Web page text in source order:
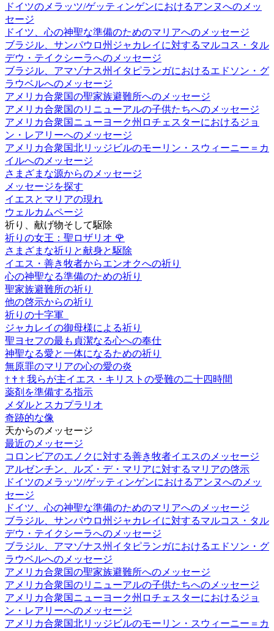
ドイツのメラッツ/ゲッティンゲンにおけるアンヌへのメッ
セージ
ドイツ、心の神聖な準備のためのマリアへのメッセージ
ブラジル、サンパウロ州ジャカレイに対するマルコス・タル
デウ・テイクシーラへのメッセージ
ブラジル、アマゾナス州イタピランガにおけるエドソン・グ
ラウベルへのメッセージ
アメリカ合衆国の聖家族避難所へのメッセージ
アメリカ合衆国のリニューアルの子供たちへのメッセージ
アメリカ合衆国ニューヨーク州ロチェスターにおけるジョ
ン・レアリーへのメッセージ
アメリカ合衆国北リッジビルのモーリン・スウィーニー＝カ
イルへのメッセージ
さまざまな源からのメッセージ
メッセージを探す
イエスとマリアの現れ
ウェルカムページ
祈り、献げ物そして駆除
祈りの女王：聖ロザリオ 🌹
さまざまな祈りと献身と駆除
イエス・善き牧者からエンオクへの祈り
心の神聖なる準備のための祈り
聖家族避難所の祈り
他の啓示からの祈り
祈りの十字軍
ジャカレイの御母様による祈り
聖ヨセフの最も貞潔なる心への奉仕
神聖なる愛と一体になるための祈り
無原罪のマリアの心の愛の炎
† † † 我らが主イエス・キリストの受難の二十四時間
薬剤を準備する指示
メダルとスカプラリオ
奇跡的な像
天からのメッセージ
最近のメッセージ
コロンビアのエノクに対する善き牧者イエスのメッセージ
アルゼンチン、ルズ・デ・マリアに対するマリアの啓示
ドイツのメラッツ/ゲッティンゲンにおけるアンヌへのメッ
セージ
ドイツ、心の神聖な準備のためのマリアへのメッセージ
ブラジル、サンパウロ州ジャカレイに対するマルコス・タル
デウ・テイクシーラへのメッセージ
ブラジル、アマゾナス州イタピランガにおけるエドソン・グ
ラウベルへのメッセージ
アメリカ合衆国の聖家族避難所へのメッセージ
アメリカ合衆国のリニューアルの子供たちへのメッセージ
アメリカ合衆国ニューヨーク州ロチェスターにおけるジョ
ン・レアリーへのメッセージ
アメリカ合衆国北リッジビルのモーリン・スウィーニー＝カ